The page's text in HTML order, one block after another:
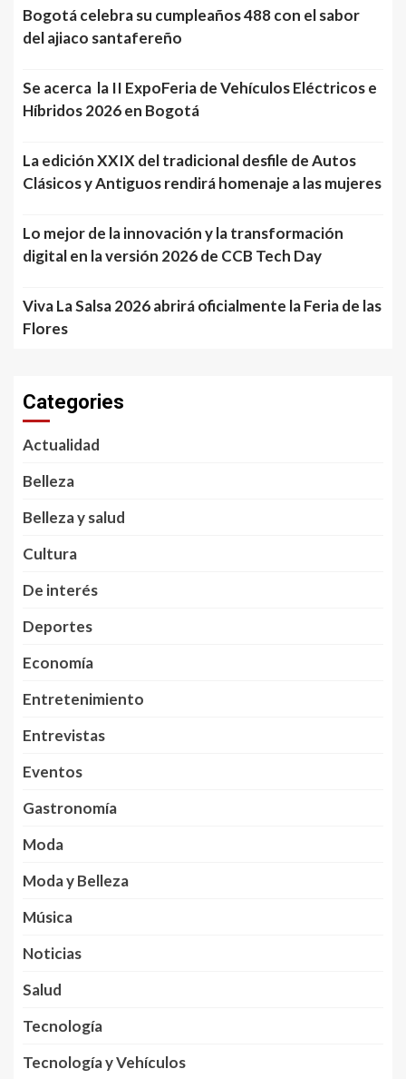
Bogotá celebra su cumpleaños 488 con el sabor
del ajiaco santafereño
Se acerca la II ExpoFeria de Vehículos Eléctricos e
Híbridos 2026 en Bogotá
La edición XXIX del tradicional desfile de Autos
Clásicos y Antiguos rendirá homenaje a las mujeres
Lo mejor de la innovación y la transformación
digital en la versión 2026 de CCB Tech Day
Viva La Salsa 2026 abrirá oficialmente la Feria de las
Flores
Categories
Actualidad
Belleza
Belleza y salud
Cultura
De interés
Deportes
Economía
Entretenimiento
Entrevistas
Eventos
Gastronomía
Moda
Moda y Belleza
Música
Noticias
Salud
Tecnología
Tecnología y Vehículos